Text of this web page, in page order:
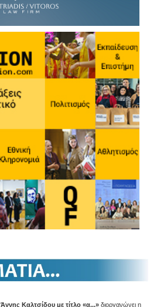
Άννης Καλτσίδου με τίτλο «α...» διοργανώνει η